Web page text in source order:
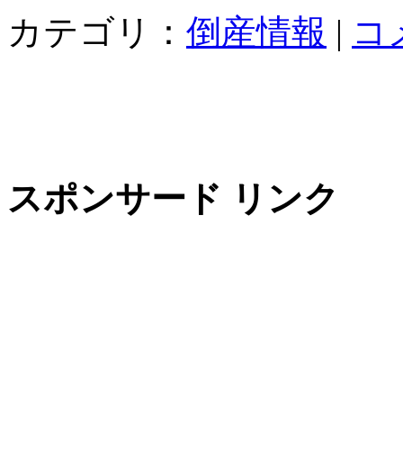
カテゴリ： 倒産情報 | コ
スポンサード リンク